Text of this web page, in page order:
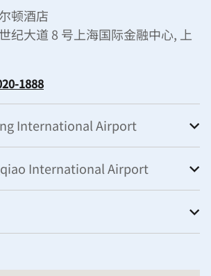
顿酒店
纪大道 8 号上海国际金融中心, 上
1888
International Airport
International Airport